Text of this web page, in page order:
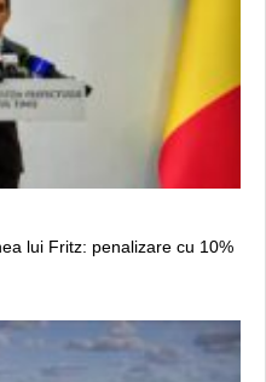
lui Fritz: penalizare cu 10%